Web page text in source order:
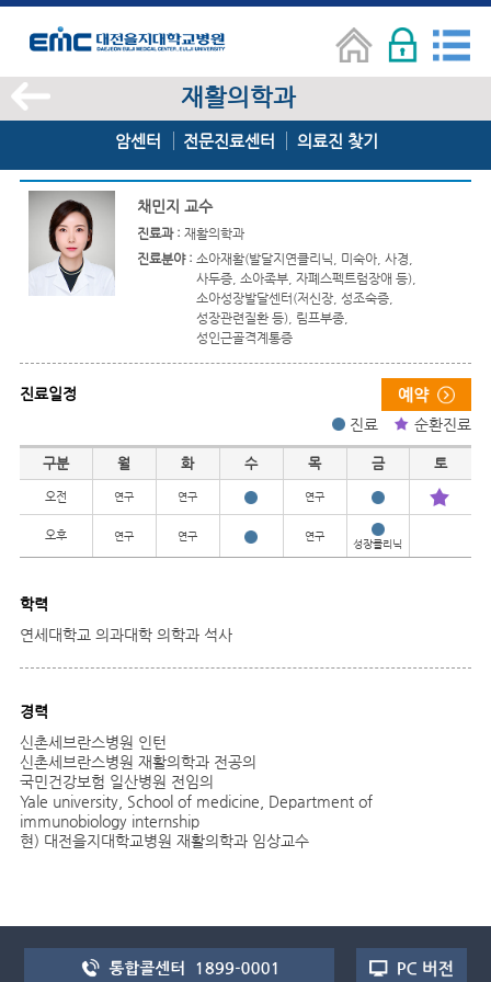
재활의학과
암센터 전문진료센터 의료진 찾기
채민지 교수
진료과 : 재활의학과
진료분야 : 소아재활(발달지연클리닉, 미숙아, 사경,
사두증, 소아족부, 자폐스펙트럼장애 등),
소아성장발달센터(저신장, 성조숙증,
성장관련질환 등), 림프부종,
성인근골격계통증
진료일정
진료
순환진료
진료일정
구분 월 화 수 목 금 토
오전 연구 연구 연구
오후 연구 연구 연구
성장클리닉
학력
연세대학교 의과대학 의학과 석사
경력
신촌세브란스병원 인턴
신촌세브란스병원 재활의학과 전공의
국민건강보험 일산병원 전임의
Yale university, School of medicine, Department of
immunobiology internship
현) 대전을지대학교병원 재활의학과 임상교수